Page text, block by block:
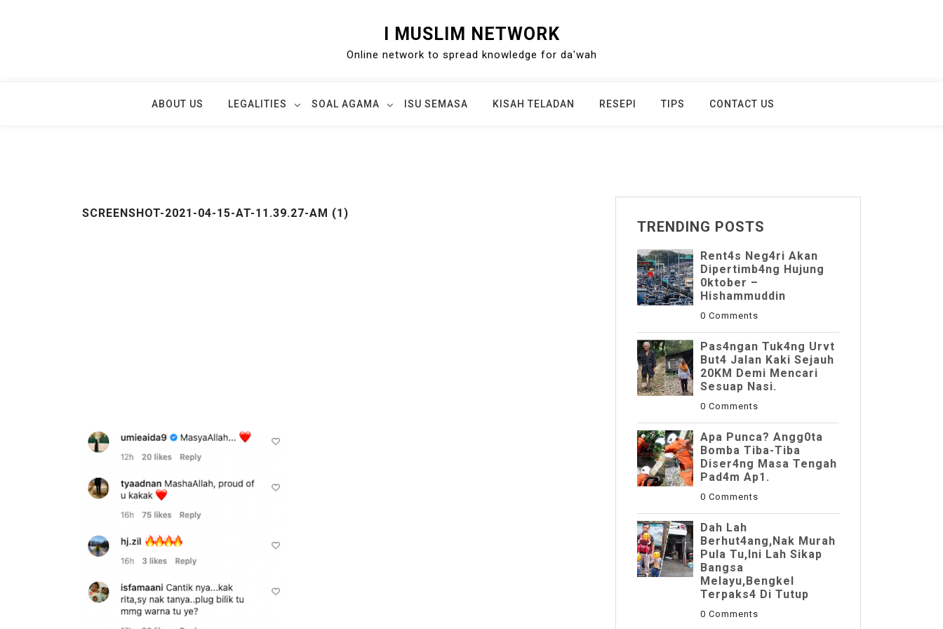
I MUSLIM NETWORK
Online network to spread knowledge for da'wah
ABOUT US LEGALITIES SOAL AGAMA ISU SEMASA KISAH TELADAN RESEPI TIPS CONTACT US
SCREENSHOT-2021-04-15-AT-11.39.27-AM (1)
TRENDING POSTS
Rent4s Neg4ri Akan
Dipertimb4ng Hujung
0ktober –
Hishammuddin
0 Comments
Pas4ngan Tuk4ng Urvt
But4 JaIan Kaki Sejauh
20KM Demi Mencari
Sesuap Nasi.
0 Comments
Apa Punca? Angg0ta
Bomba Tiba-Tiba
Diser4ng Masa Tengah
Pad4m Ap1.
0 Comments
Dah Lah
Berhut4ang,Nak Murah
Pula Tu,Ini Lah Sikap
Bangsa
Melayu,Bengkel
Terpaks4 Di Tutup
0 Comments